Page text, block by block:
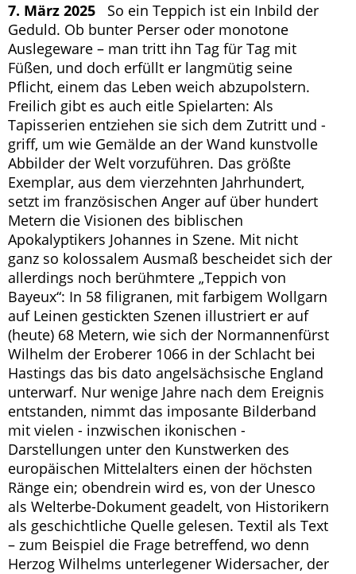
7. März 2025 So ein Teppich ist ein Inbild der
Geduld. Ob bunter Perser oder monotone
Auslegeware – man tritt ihn Tag für Tag mit
Füßen, und doch erfüllt er langmütig seine
Pflicht, einem das Leben weich abzupolstern.
Freilich gibt es auch eitle Spielarten: Als
Tapisserien entziehen sie sich dem Zutritt und -
griff, um wie Gemälde an der Wand kunstvolle
Abbilder der Welt vorzuführen. Das größte
Exemplar, aus dem vierzehnten Jahrhundert,
setzt im französischen Anger auf über hundert
Metern die Visionen des biblischen
Apokalyptikers Johannes in Szene. Mit nicht
ganz so kolossalem Ausmaß bescheidet sich der
allerdings noch berühmtere „Teppich von
Bayeux“: In 58 filigranen, mit farbigem Wollgarn
auf Leinen gestickten Szenen illustriert er auf
(heute) 68 Metern, wie sich der Normannenfürst
Wilhelm der Eroberer 1066 in der Schlacht bei
Hastings das bis dato angelsächsische England
unterwarf. Nur wenige Jahre nach dem Ereignis
entstanden, nimmt das imposante Bilderband
mit vielen - inzwischen ikonischen -
Darstellungen unter den Kunstwerken des
europäischen Mittelalters einen der höchsten
Ränge ein; obendrein wird es, von der Unesco
als Welterbe-Dokument geadelt, von Historikern
als geschichtliche Quelle gelesen. Textil als Text
– zum Beispiel die Frage betreffend, wo denn
Herzog Wilhelms unterlegener Widersacher, der